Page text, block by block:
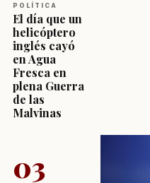
POLÍTICA
El día que un
helicóptero
inglés cayó
en Agua
Fresca en
plena Guerra
de las
Malvinas
03